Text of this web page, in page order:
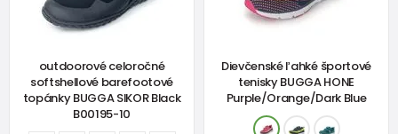
outdoorové celoročné
softshellové barefootové
topánky BUGGA SIKOR Black
B00195-10
Dievčenské ľahké športové
tenisky BUGGA HONE
Purple/Orange/Dark Blue